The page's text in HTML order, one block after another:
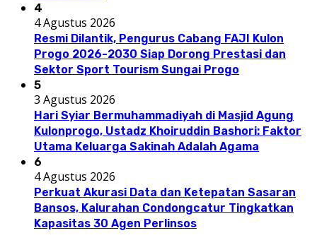
4
4 Agustus 2026
Resmi Dilantik, Pengurus Cabang FAJI Kulon
Progo 2026-2030 Siap Dorong Prestasi dan
Sektor Sport Tourism Sungai Progo
5
3 Agustus 2026
Hari Syiar Bermuhammadiyah di Masjid Agung
Kulonprogo, Ustadz Khoiruddin Bashori: Faktor
Utama Keluarga Sakinah Adalah Agama
6
4 Agustus 2026
Perkuat Akurasi Data dan Ketepatan Sasaran
Bansos, Kalurahan Condongcatur Tingkatkan
Kapasitas 30 Agen Perlinsos